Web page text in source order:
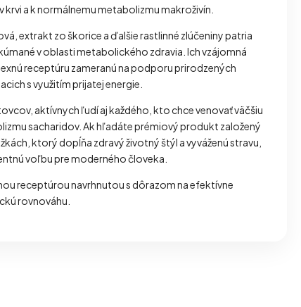
krvi a k normálnemu metabolizmu makroživín.
extrakt zo škorice a ďalšie rastlinné zlúčeniny patria
v oblasti metabolického zdravia. Ich vzájomná
receptúru zameranú na podporu prirodzených
s využitím prijatej energie.
aktívnych ľudí aj každého, kto chce venovať väčšiu
sacharidov. Ak hľadáte prémiový produkt založený
ktorý dopĺňa zdravý životný štýl a vyváženú stravu,
voľbu pre moderného človeka.
receptúrou navrhnutou s dôrazom na efektívne
rovnováhu.